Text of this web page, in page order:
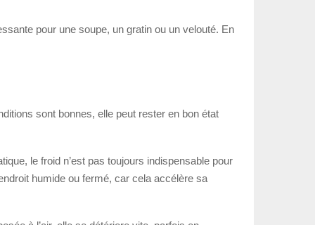
pour une soupe, un gratin ou un velouté. En
sont bonnes, elle peut rester en bon état
le froid n’est pas toujours indispensable pour
humide ou fermé, car cela accélère sa